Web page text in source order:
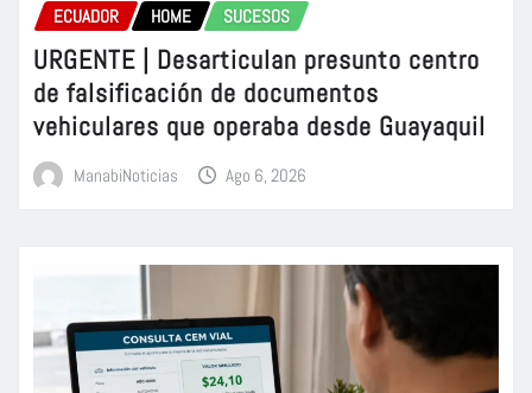
ECUADOR HOME SUCESOS
URGENTE | Desarticulan presunto centro
de falsificación de documentos
vehiculares que operaba desde Guayaquil
ManabiNoticias Ago 6, 2026